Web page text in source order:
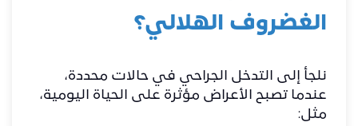
الغضروف الهلالي؟
نلجأ إلى التدخل الجراحي في حالات محددة،
عندما تصبح الأعراض مؤثرة على الحياة اليومية،
مثل: